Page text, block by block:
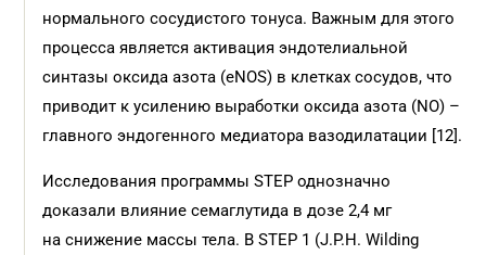
нормального сосудистого тонуса. Важным для этого
процесса является активация эндотелиальной
синтазы оксида азота (eNOS) в клетках сосудов, что
приводит к усилению выработки оксида азота (NO) –
главного эндогенного медиатора вазодилатации [12].
Исследования программы STEP однозначно
доказали влияние семаглутида в дозе 2,4 мг
на снижение массы тела. В STEP 1 (J.P.H. Wilding